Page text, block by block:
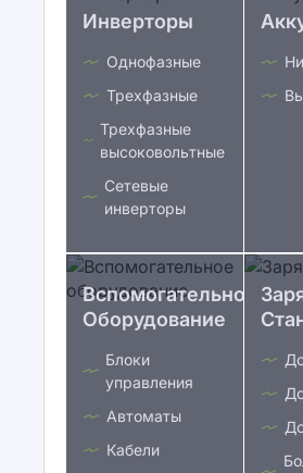
Инверторы
Однофазные
Трехфазные
Трехфазные
высоковольтные
Сетевые
инверторы
Вспомогательное
Оборудование
Блоки
управления
Автоматы
Кабели